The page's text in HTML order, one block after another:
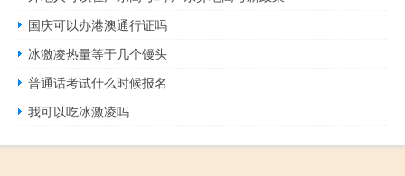
国庆可以办港澳通行证吗
冰激凌热量等于几个馒头
普通话考试什么时候报名
我可以吃冰激凌吗